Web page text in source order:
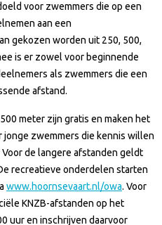
voor zwemmers die op een
aan een
gekozen worden uit 250, 500,
is er zowel voor beginnende
als zwemmers die een
afstand.
meter zijn gratis en maken het
zwemmers die kennis willen
de langere afstanden geldt
recreatieve onderdelen starten
www.hoornsevaart.nl/owa. Voor
KNZB-afstanden op het
uur en inschrijven daarvoor